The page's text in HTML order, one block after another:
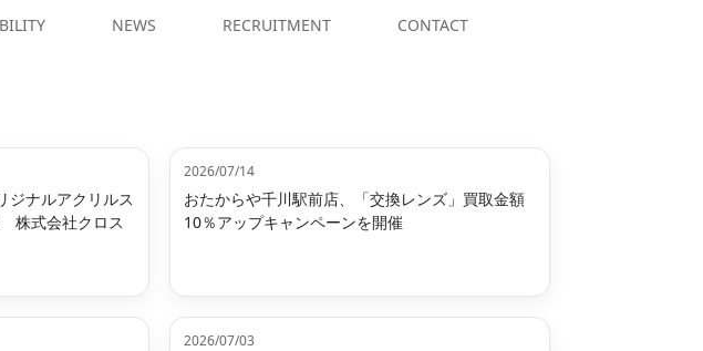
NEWS RECRUITMENT CONTACT
ジナルアクリルス
株式会社クロス
2026/07/14
おたからや千川駅前店、「交換レンズ」買取金額
10％アップキャンペーンを開催
2026/07/03